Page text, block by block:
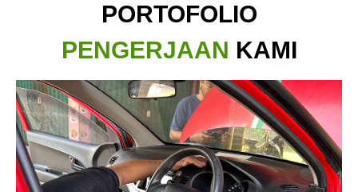
PORTOFOLIO
PENGERJAAN KAMI